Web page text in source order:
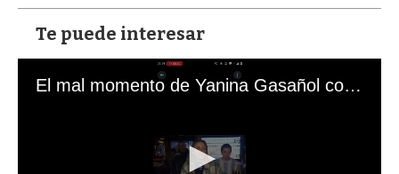
Te puede interesar
El mal momento de Yanina Gasañol con un hincha argentino en "Subrayado"